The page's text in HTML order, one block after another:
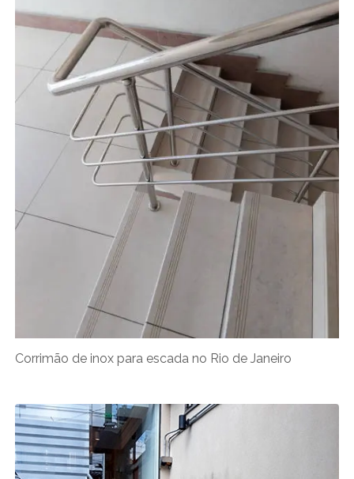
Corrimão de inox para escada no Rio de Janeiro